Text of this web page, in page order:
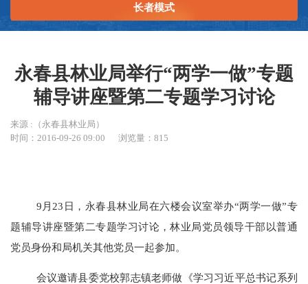
长者模式
永春县林业局举行“两学一做”专题
辅导讲座暨第二专题学习讨论
来源 :（永春县林业局）
时间：2016-09-26 09:00
浏览量：815
9月23日，永春县林业局在六楼会议室举办“两学一做”专
题辅导讲座暨第二专题学习讨论，林业局党员领导干部以普通
党员身份和局机关其他党员一起参加。
会议邀请县委党校郭志镇老师做《学习习近平总书记系列